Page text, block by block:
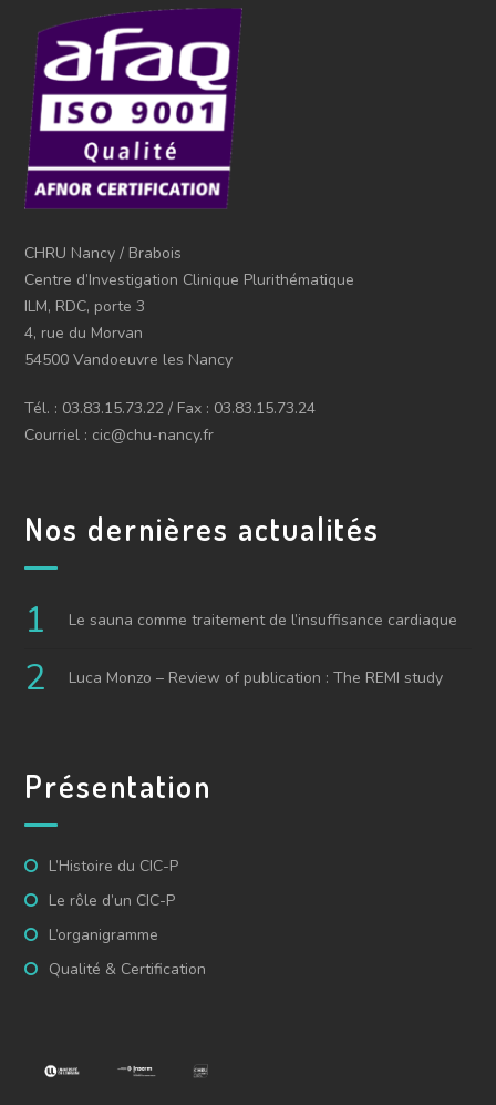
CHRU Nancy / Brabois
Centre d’Investigation Clinique Plurithématique
ILM, RDC, porte 3
4, rue du Morvan
54500 Vandoeuvre les Nancy
Tél. : 03.83.15.73.22 / Fax : 03.83.15.73.24
Courriel : cic@chu-nancy.fr
Nos dernières actualités
Le sauna comme traitement de l’insuffisance cardiaque
Luca Monzo – Review of publication : The REMI study
Présentation
L’Histoire du CIC-P
Le rôle d’un CIC-P
L’organigramme
Qualité & Certification